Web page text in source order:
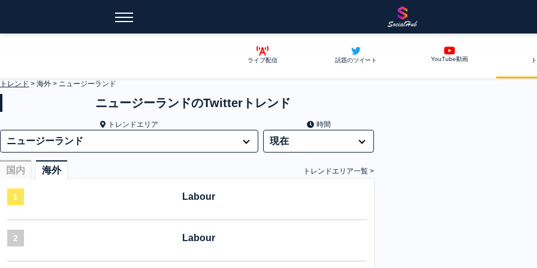
ライブ配信 話題のツイート YouTube動画
トレンド > 海外 > ニュージーランド
ニュージーランドのTwitterトレンド
トレンドエリア 時間
国内 海外 トレンドエリア一覧 >
1 Labour
2 Labour